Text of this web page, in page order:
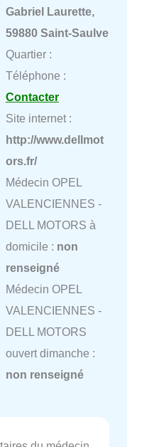
Gabriel Laurette,
59880 Saint-Saulve
Quartier :
Téléphone :
Contacter
Site internet :
http://www.dellmot
ors.fr/
Médecin OPEL
VALENCIENNES -
DELL MOTORS à
domicile : non
renseigné
Médecin OPEL
VALENCIENNES -
DELL MOTORS
ouvert dimanche :
non renseigné